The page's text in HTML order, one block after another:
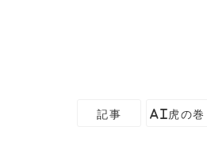
記事 AI虎の巻